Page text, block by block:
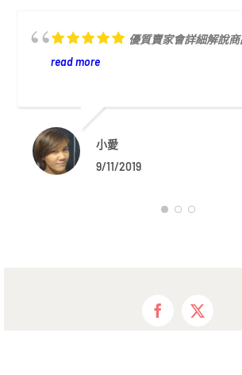
優質賣家會詳細解說
read more
小愛
9/11/2019
Facebook
X